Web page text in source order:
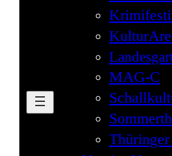
MAG-C
Thüringer